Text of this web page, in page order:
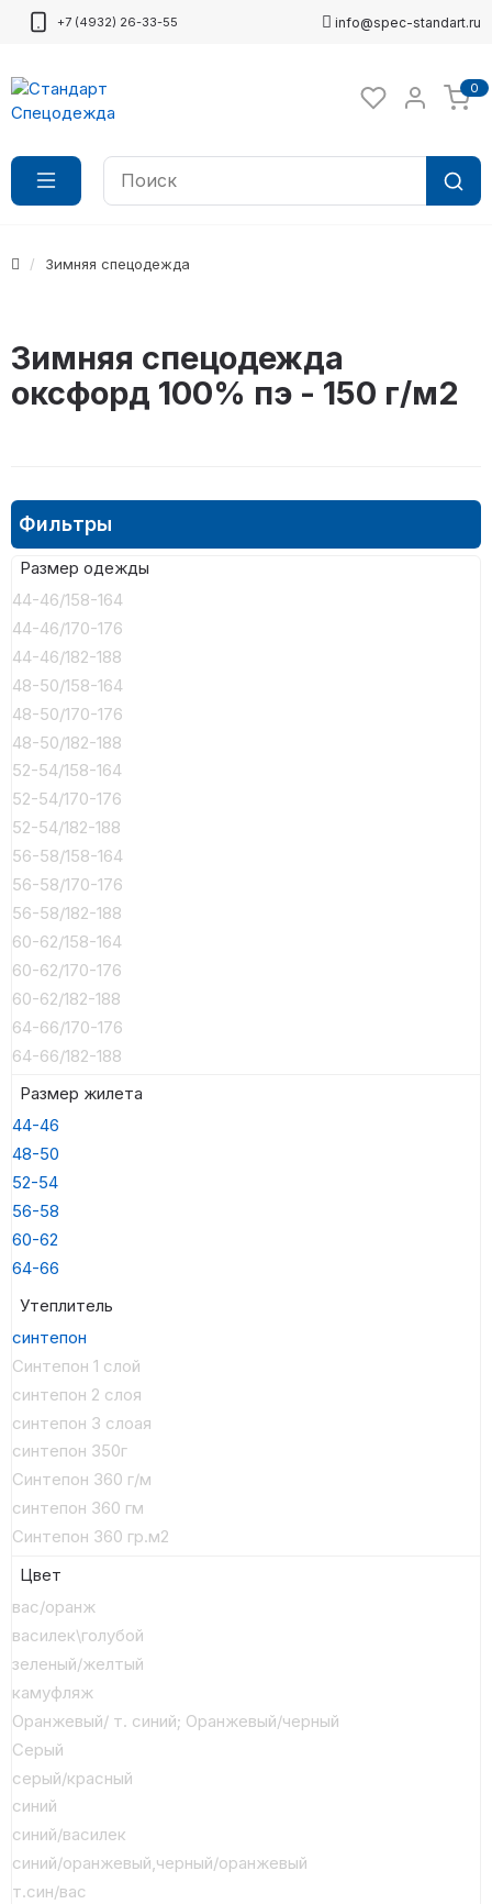
+7 (4932) 26-33-55 info@spec-standart.ru
0
Зимняя спецодежда
Зимняя спецодежда
оксфорд 100% пэ - 150 г/м2
Фильтры
Размер одежды
44-46/158-164
44-46/170-176
44-46/182-188
48-50/158-164
48-50/170-176
48-50/182-188
52-54/158-164
52-54/170-176
52-54/182-188
56-58/158-164
56-58/170-176
56-58/182-188
60-62/158-164
60-62/170-176
60-62/182-188
64-66/170-176
64-66/182-188
Размер жилета
44-46
48-50
52-54
56-58
60-62
64-66
Утеплитель
синтепон
Синтепон 1 слой
синтепон 2 слоя
синтепон 3 слоая
синтепон 350г
Синтепон 360 г/м
синтепон 360 гм
Синтепон 360 гр.м2
Цвет
вас/оранж
василек\голубой
зеленый/желтый
камуфляж
Оранжевый/ т. синий; Оранжевый/черный
Серый
серый/красный
синий
синий/василек
синий/оранжевый,черный/оранжевый
т.син/вас